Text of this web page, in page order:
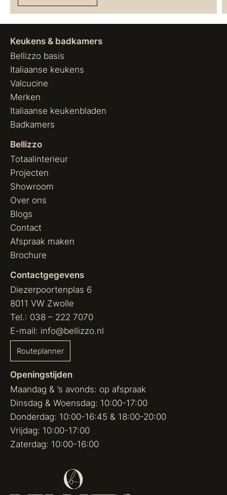
Keukens & badkamers
Bellizzo basis
Italiaanse keukens
Valcucine
Merken
Italiaanse keukenbladen
Badkamers
Bellizzo
Totaalinterieur
Projecten
Showroom
Over ons
Blogs
Contact
Afspraak maken
Brochure
Contactgegevens
Diezerpoortenplas 6
8011 VW Zwolle
Tel.: 038 – 222 7070
E-mail: info@bellizzo.nl
Routeplanner
Openingstijden
Maandag & ’s avonds: op afspraak
Dinsdag & Woensdag: 10:00-17:00
Donderdag: 10:00-16:45 & 18:00-20:00
Vrijdag: 10:00-17:00
Zaterdag: 10:00-16:00